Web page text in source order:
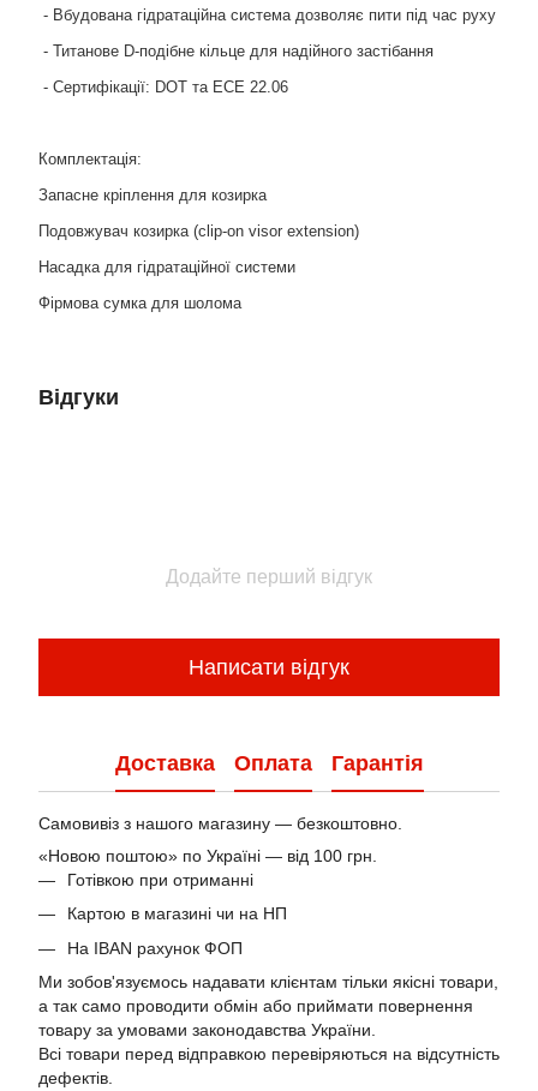
- Вбудована гідратаційна система дозволяє пити під час руху
- Титанове D-подібне кільце для надійного застібання
- Сертифікації: DOT та ECE 22.06
Комплектація:
Запасне кріплення для козирка
Подовжувач козирка (clip-on visor extension)
Насадка для гідратаційної системи
Фірмова сумка для шолома
Відгуки
Додайте перший відгук
Написати відгук
Доставка Оплата Гарантія
Самовивіз з нашого магазину — безкоштовно.
«Новою поштою» по Україні — від 100 грн.
Готівкою при отриманні
Картою в магазині чи на НП
На IBAN рахунок ФОП
Ми зобов'язуємось надавати клієнтам тільки якісні товари,
а так само проводити обмін або приймати повернення
товару за умовами законодавства України.
Всі товари перед відправкою перевіряються на відсутність
дефектів.